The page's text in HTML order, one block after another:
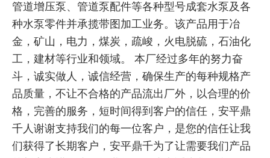
管道增压泵、管道泵配件等各种型号成套水泵及各
种水泵零件并承揽带图加工业务。该产品用于冶
金，矿山，电力，煤炭，疏峻，火电脱硫，石油化
工，建材等行业和领域。 本厂经过多年的努力奋
斗，诚实做人，诚信经营，确保生产的每种规格产
品质量，不让不合格的产品流出厂外，以合理的价
格，完善的服务，短时间得到客户的信任，安平鼎
千人谢谢支持我们的每一位客户，是您的信任让我
们获得了长期客户，安平鼎千为了让需要我们产品